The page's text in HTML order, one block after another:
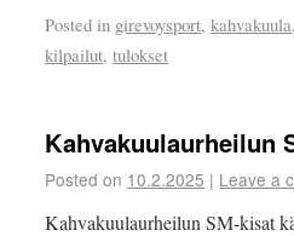
Posted in girevoysport,kahvakuula
kilpailut,tulokset
Kahvakuulaurheilun
Posted on 10.2.2025 | Leave a
Kahvakuulaurheilun SM-kisat